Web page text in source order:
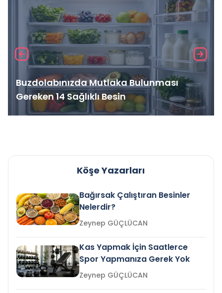
Buzdolabınızda Mutlaka Bulunması
Gereken 14 Sağlıklı Besin
Köşe Yazarları
Bağırsak Çalıştıran Besinler
Nelerdir?
Zeynep GÜÇLÜCAN
Kas Yapmak İçin Saatlerce
Spor Yapmanıza Gerek Yok
Zeynep GÜÇLÜCAN